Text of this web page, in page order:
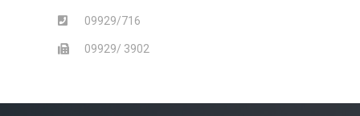
09929/716
09929/ 3902